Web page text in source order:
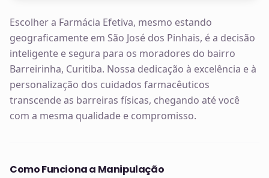
Escolher a Farmácia Efetiva, mesmo estando
geograficamente em São José dos Pinhais, é a decisão
inteligente e segura para os moradores do bairro
Barreirinha, Curitiba. Nossa dedicação à excelência e à
personalização dos cuidados farmacêuticos
transcende as barreiras físicas, chegando até você
com a mesma qualidade e compromisso.
Como Funciona a Manipulação